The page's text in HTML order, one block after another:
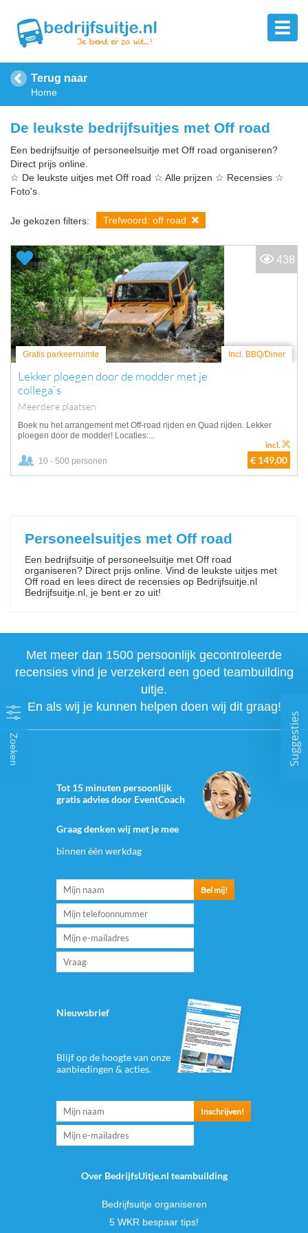
Terug naar
Home
Zoeken
De leukste bedrijfsuitjes met Off road
Een bedrijfsuitje of personeelsuitje met Off road organiseren?
Direct prijs online.
☆ De leukste uitjes met Off road ☆ Alle prijzen ☆ Recensies ☆
Foto's
Je gekozen filters: Trefwoord: off road
Gratis parkeerruimte Incl. BBQ/Diner
Lekker ploegen door de modder met je
collega`s
Meerdere plaatsen
Boek nu het arrangement met Off-road rijden en Quad rijden. Lekker
ploegen door de modder! Locaties:...
10 - 500 personen € 149,00
incl.
438
Personeelsuitjes met Off road
Een bedrijfsuitje of personeelsuitje met Off road
organiseren? Direct prijs online. Vind de leukste uitjes met
Off road en lees direct de recensies op Bedrijfsuitje.nl
Bedrijfsuitje.nl, je bent er zo uit!
Met meer dan 1500 persoonlijk gecontroleerde
recensies vind je verzekerd een goed teambuilding
uitje.
En als wij je kunnen helpen doen wij dit graag!
Tot 15 minuten persoonlijk
gratis advies door EventCoach
Graag denken wij met je mee
binnen één werkdag
Nieuwsbrief
Blijf op de hoogte van onze
aanbiedingen & acties.
Over BedrijfsUitje.nl teambuilding
Bedrijfsuitje organiseren
5 WKR bespaar tips!
Suggesties